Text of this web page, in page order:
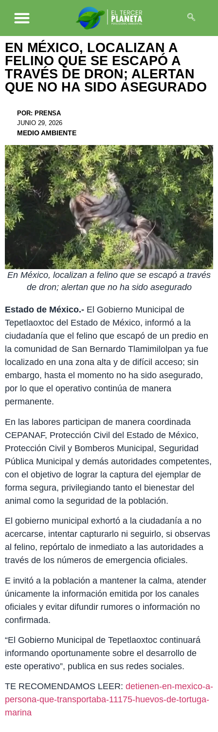
EN MÉXICO, LOCALIZAN A
FELINO QUE SE ESCAPÓ A
TRAVÉS DE DRON; ALERTAN
QUE NO HA SIDO ASEGURADO
POR: PRENSA
JUNIO 29, 2026
MEDIO AMBIENTE
En México, localizan a felino que se escapó a través
de dron; alertan que no ha sido asegurado
Estado de México.- El Gobierno Municipal de
Tepetlaoxtoc del Estado de México, informó a la
ciudadanía que el felino que escapó de un predio en
la comunidad de San Bernardo Tlamimilolpan ya fue
localizado en una zona alta y de difícil acceso; sin
embargo, hasta el momento no ha sido asegurado,
por lo que el operativo continúa de manera
permanente.
En las labores participan de manera coordinada
CEPANAF, Protección Civil del Estado de México,
Protección Civil y Bomberos Municipal, Seguridad
Pública Municipal y demás autoridades competentes,
con el objetivo de lograr la captura del ejemplar de
forma segura, privilegiando tanto el bienestar del
animal como la seguridad de la población.
El gobierno municipal exhortó a la ciudadanía a no
acercarse, intentar capturarlo ni seguirlo, si observas
al felino, repórtalo de inmediato a las autoridades a
través de los números de emergencia oficiales.
E invitó a la población a mantener la calma, atender
únicamente la información emitida por los canales
oficiales y evitar difundir rumores o información no
confirmada.
“El Gobierno Municipal de Tepetlaoxtoc continuará
informando oportunamente sobre el desarrollo de
este operativo”, publica en sus redes sociales.
TE RECOMENDAMOS LEER: detienen-en-mexico-a-
persona-que-transportaba-11175-huevos-de-tortuga-
marina